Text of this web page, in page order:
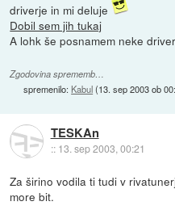
driverje in mi deluje
Dobil sem jih tukaj
A lohk še posnamem neke
Zgodovina sprememb…
spremenilo: Kabul(13. sep 2003 ob
TESKAn
:: 13. sep 2003, 00:21
Za širino vodila ti tudi v
more bit.